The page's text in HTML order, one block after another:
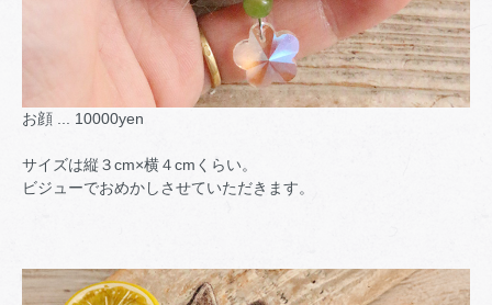
お顔 ... 10000yen
サイズは縦３cm×横４cmくらい。
ビジューでおめかしさせていただきます。